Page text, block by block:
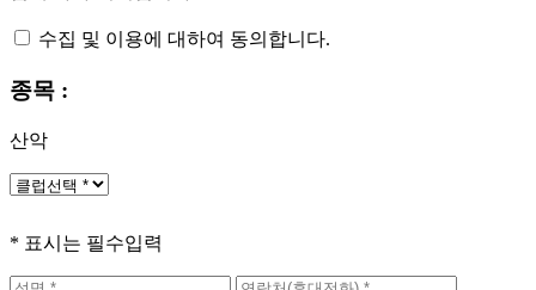
수집 및 이용에 대하여 동의합니다.
종목 :
산악
* 표시는 필수입력